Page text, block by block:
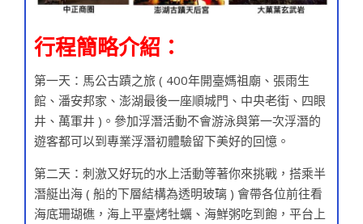
行程簡略介紹：
第一天：馬公古蹟之旅 ( 400年開臺媽祖廟、張雨生
館、潘安邦家、澎湖最後一座順城門、中央老街、四眼
井、萬軍井 )。參加浮潛活動不會游泳與第一次浮潛的
遊客都可以到專業浮潛初體驗留下美好的回憶。
第二天：刺激又好玩的水上活動等著你來挑戰，搭乘半
潛艇出海 ( 船的下層結構為透明玻璃 ) 會帶各位前往看
海底珊瑚礁，海上平臺烤牡蠣、海鮮粥吃到飽，平台上